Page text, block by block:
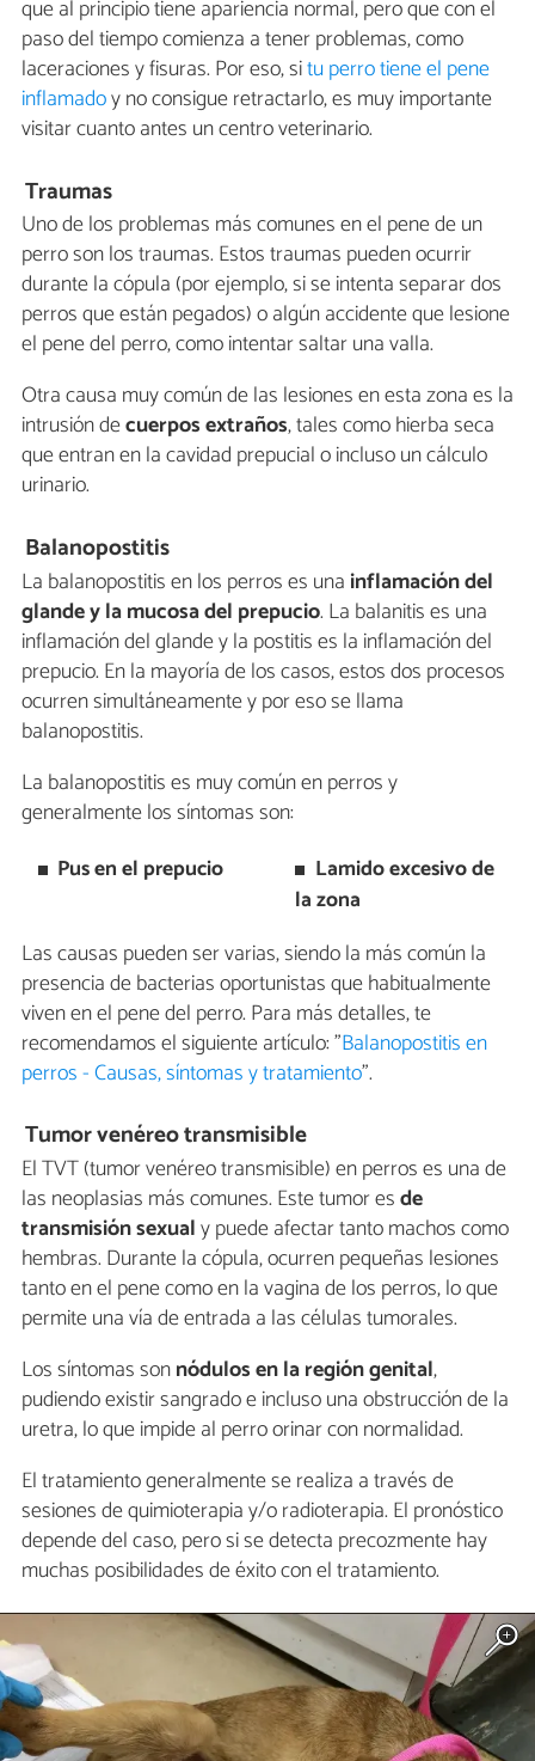
que al principio tiene apariencia normal, pero que con el
paso del tiempo comienza a tener problemas, como
laceraciones y fisuras. Por eso, situ perro tiene el pene
inflamadoy no consigue retractarlo, es muy importante
visitar cuanto antes un centro veterinario.
Traumas
Uno de los problemas más comunes en el pene de un
perro son los traumas. Estos traumas pueden ocurrir
durante la cópula (por ejemplo, si se intenta separar dos
perros que están pegados) o algún accidente que lesione
el pene del perro, como intentar saltar una valla.
Otra causa muy común de las lesiones en esta zona es la
intrusión decuerpos extraños, tales como hierba seca
que entran en la cavidad prepucial o incluso un cálculo
urinario.
Balanopostitis
La balanopostitis en los perros es una inflamación del
glande y la mucosa del prepucio. La balanitis es una
inflamación del glande y la postitis es la inflamación del
prepucio. En la mayoría de los casos, estos dos procesos
ocurren simultáneamente y por eso se llama
balanopostitis.
La balanopostitis es muy común en perros y
generalmente los síntomas son:
Pus en el prepucio
Lamido excesivo de
la zona
Las causas pueden ser varias, siendo la más común la
presencia de bacterias oportunistas que habitualmente
viven en el pene del perro. Para más detalles, te
recomendamos el siguiente artículo: "Balanopostitis en
perros - Causas, síntomas y tratamiento".
Tumor venéreo transmisible
El TVT (tumor venéreo transmisible) en perros es una de
las neoplasias más comunes. Este tumor esde
transmisión sexualy puede afectar tanto machos como
hembras. Durante la cópula, ocurren pequeñas lesiones
tanto en el pene como en la vagina de los perros, lo que
permite una vía de entrada a las células tumorales.
Los síntomas sonnódulos en la región genital,
pudiendo existir sangrado e incluso una obstrucción de la
uretra, lo que impide al perro orinar con normalidad.
El tratamiento generalmente se realiza a través de
sesiones de quimioterapia y/o radioterapia. El pronóstico
depende del caso, pero si se detecta precozmente hay
muchas posibilidades de éxito con el tratamiento.